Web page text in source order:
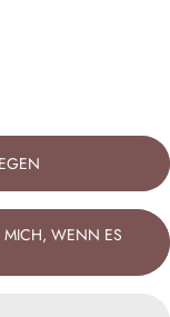
MICH, WENN ES